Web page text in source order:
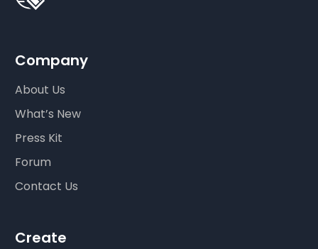
Company
About Us
What’s New
Press Kit
Forum
Contact Us
Create